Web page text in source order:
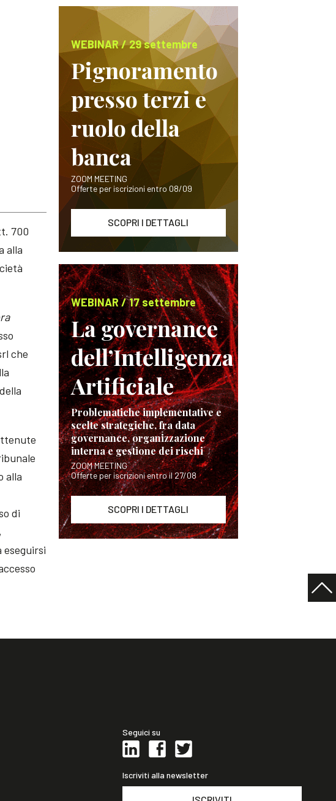
700
alla
che
alla
di
WEBINAR / 29 settembre
Pignoramento
presso terzi e
ruolo della
banca
ZOOM MEETING
Offerte per iscrizioni entro 08/09
SCOPRI I DETTAGLI
WEBINAR / 17 settembre
La governance
dell’Intelligenza
Artificiale
Problematiche implementative e
scelte strategiche, fra data
governance, organizzazione
interna e gestione dei rischi
ZOOM MEETING
Offerte per iscrizioni entro il 27/08
SCOPRI I DETTAGLI
Seguici su
Iscriviti alla newsletter